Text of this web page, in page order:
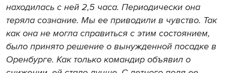
находилась с ней 2,5 часа. Периодически она
теряла сознание. Мы ее приводили в чувство. Так
как она не могла справиться с этим состоянием,
было принято решение о вынужденной посадке в
Оренбурге. Как только командир объявил о